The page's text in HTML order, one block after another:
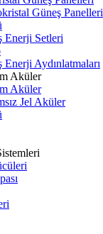
Güneş Panelleri
Enerji Setleri
Enerji Aydınlatmaları
Aküler
Aküler
Jel Aküler